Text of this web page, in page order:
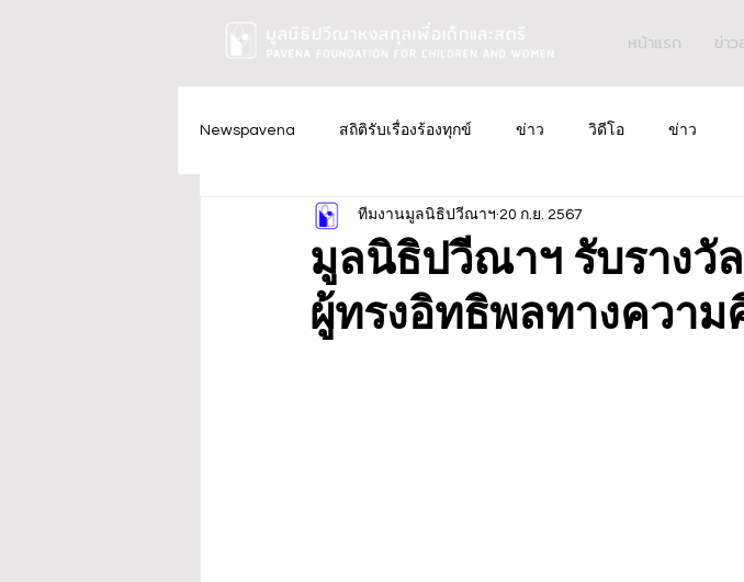
หน้าแรก ข่า
Newspavena สถิติรับเรื่องร้องทุกข์ ข่าว วิดีโอ ข่าว
มูลนิธิปวีณาฯ รับราง
ผู้ทรงอิทธิพลทางควา
ทีมงานมูลนิธิปวีณาฯ 20 ก.ย. 2567